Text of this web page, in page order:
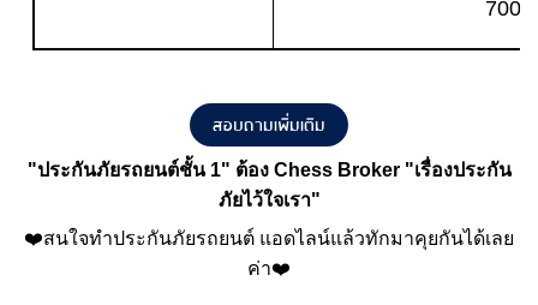
สอบถามเพิ่มเติม
"ประกันภัยรถยนต์ชั้น 1" ต้อง Chess Broker "เรื่องประกัน
ภัยไว้ใจเรา"
❤️สนใจทำประกันภัยรถยนต์ แอดไลน์แล้วทักมาคุยกันได้เลย
ค่า❤️